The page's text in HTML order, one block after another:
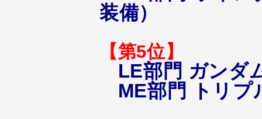
装備）
【第5位】
LE部門 ガンダ
ME部門 トリプ